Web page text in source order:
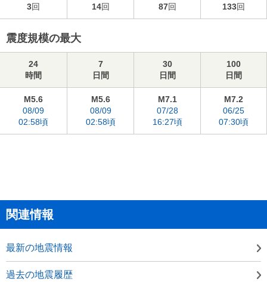
3回 14回 87回 133回
震度規模の最大
24
時間
7
日間
30
日間
100
日間
M5.6
08/09
02:58頃
M5.6
08/09
02:58頃
M7.1
07/28
16:27頃
M7.2
06/25
07:30頃
関連情報
最新の地震情報
過去の地震履歴